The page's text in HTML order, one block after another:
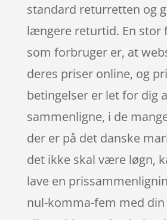
standard returretten og
længere returtid. En stor
som forbruger er, at
deres priser online, og
betingelser er let for dig
sammenligne, i de
der er på det danske
det ikke skal være løgn,
lave en
nul-komma-fem med